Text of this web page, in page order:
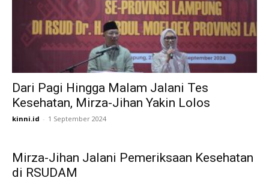
Dari Pagi Hingga Malam Jalani Tes
Kesehatan, Mirza-Jihan Yakin Lolos
kinni.id - 1 September 2024
Mirza-Jihan Jalani Pemeriksaan Kesehatan
di RSUDAM